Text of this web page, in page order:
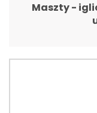
Maszty -